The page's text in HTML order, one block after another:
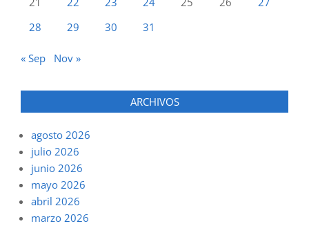
28
29 30 31
« Sep Nov »
ARCHIVOS
agosto 2026
julio 2026
junio 2026
mayo 2026
abril 2026
marzo 2026